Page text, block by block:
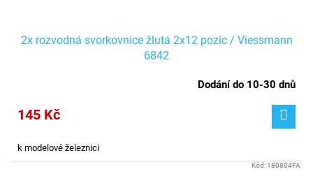
2x rozvodná svorkovnice žlutá 2x12 pozic / Viessmann
6842
Dodání do 10-30 dnů
145 Kč
k modelové železnici
Kód: 180804FA